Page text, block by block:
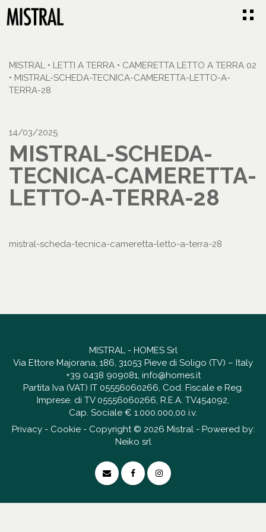
MISTRAL • LETTI A TERRA • CAMERETTA LETTO A TERRA 02
• MISTRAL-SCHEDA-TECNICA-CAMERETTA-LETTO-A-
TERRA-28
14/03/2025
MISTRAL-SCHEDA-
TECNICA-CAMERETTA-
LETTO-A-TERRA-28
mistral-scheda-tecnica-cameretta-letto-a-terra-28
MISTRAL - HOMES Srl
Via Ettore Majorana, 186, 31053 Pieve di Soligo (TV) – Italy
+39 0438 909081, info@homes.it
Partita Iva (VAT) IT 05556060266, Cod. Fiscale e Reg.
Imprese. di TV 05556060266, R.E.A. TV454092,
Cap. Sociale € 1.000.000,00 i.v.
Privacy- Cookie- Copyright © 2026 Mistral - Powered by:
Neiko srl